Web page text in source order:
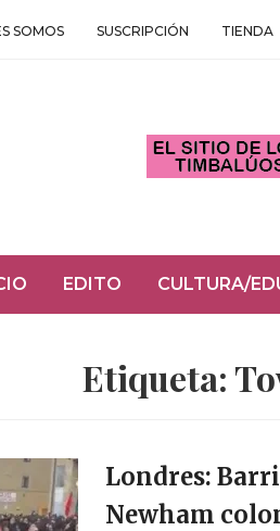
SOMOS SUSCRIPCIÓN TIENDA
EDITO CULTURA/
Etiqueta:
Londres:
Newham